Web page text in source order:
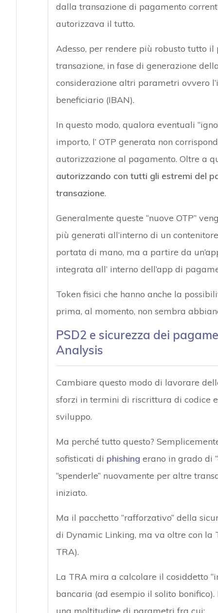
dalla transazione di pagamento
autorizzava il tutto.
Adesso, per rendere più robusto tutto
transazione, in fase di generazione
considerazione altri parametri ovvero
beneficiario (IBAN).
In questo modo, qualora eventuali
importo, l’ OTP generata non
autorizzazione al pagamento. Oltre a
autorizzando con tutti gli estremi del
transazione.
Generalmente queste “nuove OTP”
più generati all’interno di un
portata di mano, ma a partire da
integrata all’ interno dell’app di
Token fisici che hanno anche la
prima, al momento, non sembra
PSD2 e sicurezza dei
Analysis
Cambiare questo modo di lavorare
sforzi in termini di riscrittura di codice
sviluppo.
Ma perché tutto questo?
sofisticati di phishing erano in grado di
“spenderle” nuovamente per altre
iniziato.
Ma il pacchetto “rafforzativo” della
di Dynamic Linking, ma va oltre con la
TRA).
La TRA mira a calcolare il cosiddetto
bancaria (ad esempio il solito
una moltitudine di parametri fra cui: